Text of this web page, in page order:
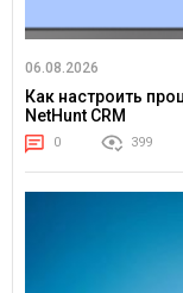
06.08.2026
Как настроить
NetHunt CRM
0 399